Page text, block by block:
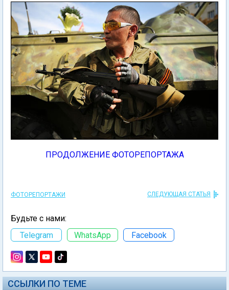
ПРОДОЛЖЕНИЕ ФОТОРЕПОРТАЖА
ФОТОРЕПОРТАЖИ СЛЕДУЮЩАЯ СТАТЬЯ
Будьте с нами:
Telegram
WhatsApp Facebook
ССЫЛКИ ПО ТЕМЕ